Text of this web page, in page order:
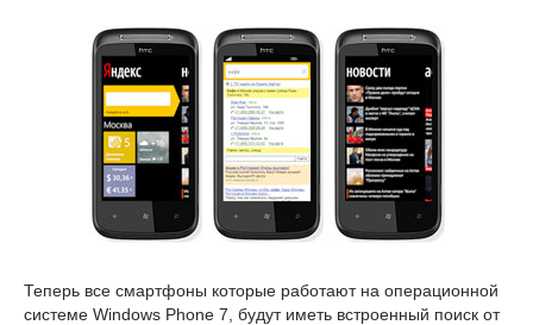
Теперь все смартфоны которые работают на операционной
системе Windows Phone 7, будут иметь встроенный поиск от